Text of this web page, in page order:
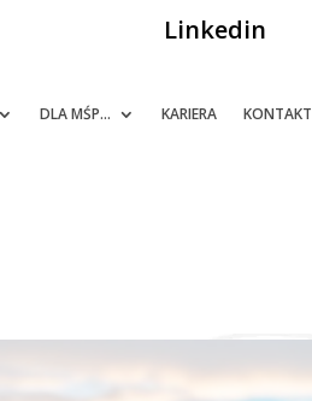
Linkedin
DLA MŚP… KARIERA KONTAKT